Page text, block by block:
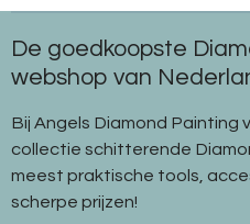
De goedkoopste
webshop van
Bij Angels Diamond Painting
collectie schitterende
meest praktische tools,
scherpe prijzen!